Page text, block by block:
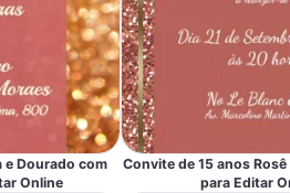
e Dourado com
Online
Convite de 15 anos
para Editar